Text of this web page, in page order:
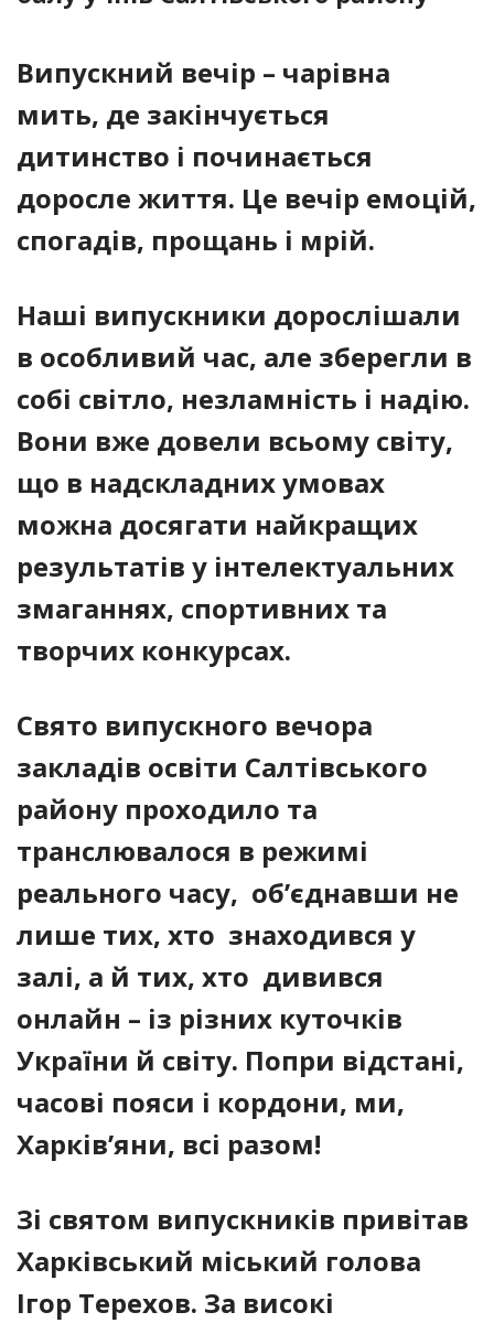
Випускний вечір – чарівна
мить, де закінчується
дитинство і починається
доросле життя. Це вечір емоцій,
спогадів, прощань і мрій.
Наші випускники дорослішали
в особливий час, але зберегли в
собі світло, незламність і надію.
Вони вже довели всьому світу,
що в надскладних умовах
можна досягати найкращих
результатів у інтелектуальних
змаганнях, спортивних та
творчих конкурсах.
Свято випускного вечора
закладів освіти Салтівського
району проходило та
транслювалося в режимі
реального часу, об’єднавши не
лише тих, хто знаходився у
залі, а й тих, хто дивився
онлайн – із різних куточків
України й світу. Попри відстані,
часові пояси і кордони, ми,
Харків’яни, всі разом!
Зі святом випускників привітав
Харківський міський голова
Ігор Терехов. За високі